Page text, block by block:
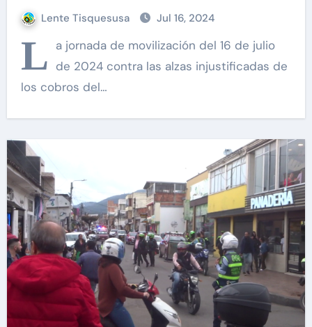
Lente Tisquesusa Jul 16, 2024
L a jornada de movilización del 16 de julio
de 2024 contra las alzas injustificadas de
los cobros del…